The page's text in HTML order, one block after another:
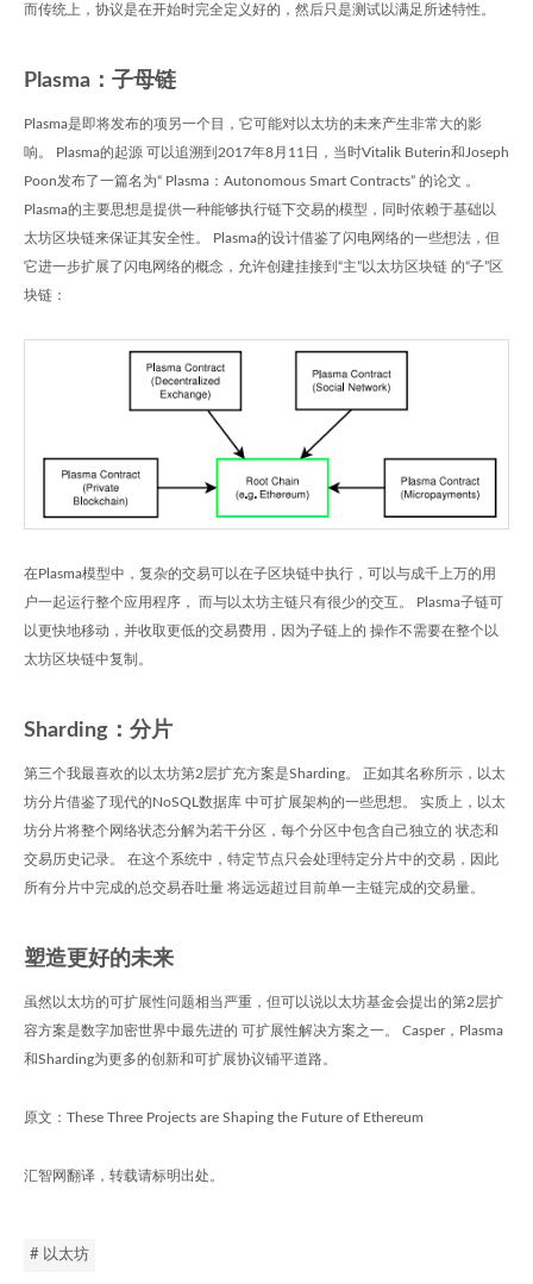
而传统上，协议是在开始时完全定义好的，然后只是测试以满足所述特性。
Plasma：子母链
Plasma是即将发布的项另一个目，它可能对以太坊的未来产生非常大的影
响。 Plasma的起源 可以追溯到2017年8月11日，当时Vitalik Buterin和Joseph
Poon发布了一篇名为“ Plasma：Autonomous Smart Contracts” 的论文 。
Plasma的主要思想是提供一种能够执行链下交易的模型，同时依赖于基础以
太坊区块链来保证其安全性。 Plasma的设计借鉴了闪电网络的一些想法，但
它进一步扩展了闪电网络的概念，允许创建挂接到“主”以太坊区块链 的“子”区
块链：
在Plasma模型中，复杂的交易可以在子区块链中执行，可以与成千上万的用
户一起运行整个应用程序， 而与以太坊主链只有很少的交互。 Plasma子链可
以更快地移动，并收取更低的交易费用，因为子链上的 操作不需要在整个以
太坊区块链中复制。
Sharding：分片
第三个我最喜欢的以太坊第2层扩充方案是Sharding。 正如其名称所示，以太
坊分片借鉴了现代的NoSQL数据库 中可扩展架构的一些思想。 实质上，以太
坊分片将整个网络状态分解为若干分区，每个分区中包含自己独立的 状态和
交易历史记录。 在这个系统中，特定节点只会处理特定分片中的交易，因此
所有分片中完成的总交易吞吐量 将远远超过目前单一主链完成的交易量。
塑造更好的未来
虽然以太坊的可扩展性问题相当严重，但可以说以太坊基金会提出的第2层扩
容方案是数字加密世界中最先进的 可扩展性解决方案之一。 Casper，Plasma
和Sharding为更多的创新和可扩展协议铺平道路。
原文：These Three Projects are Shaping the Future of Ethereum
汇智网翻译，转载请标明出处。
# 以太坊